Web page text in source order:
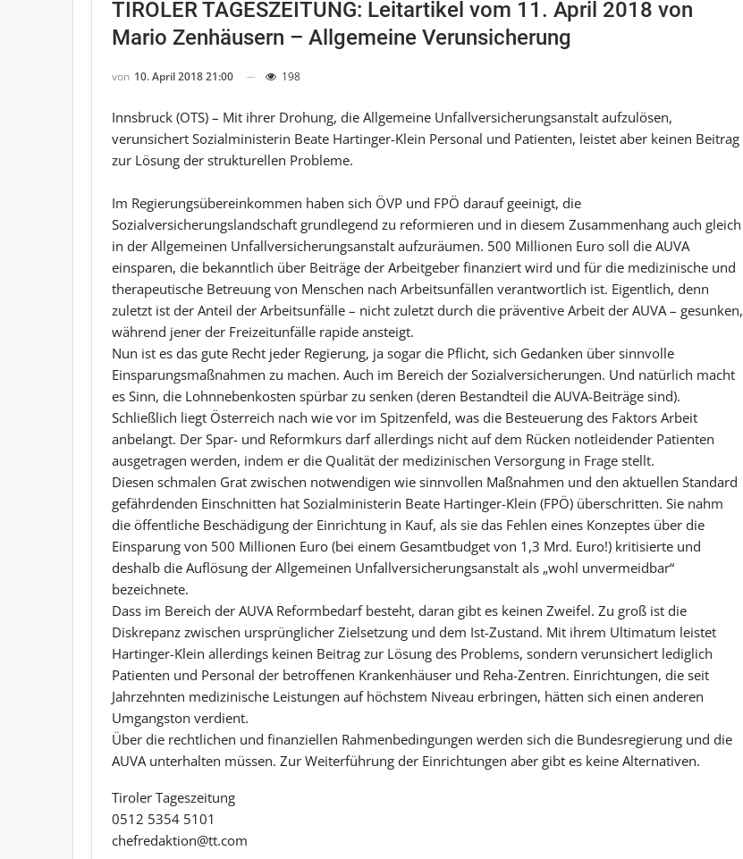
TIROLER TAGESZEITUNG: Leitartikel vom 11. April 2018 von
Mario Zenhäusern – Allgemeine Verunsicherung
von 10. April 2018 21:00 198
Innsbruck (OTS) – Mit ihrer Drohung, die Allgemeine Unfallversicherungsanstalt aufzulösen,
verunsichert Sozialministerin Beate Hartinger-Klein Personal und Patienten, leistet aber keinen Beitrag
zur Lösung der strukturellen Probleme.
Im Regierungsübereinkommen haben sich ÖVP und FPÖ darauf geeinigt, die
Sozialversicherungslandschaft grundlegend zu reformieren und in diesem Zusammenhang auch gleich
in der Allgemeinen Unfallversicherungsanstalt aufzuräumen. 500 Millionen Euro soll die AUVA
einsparen, die bekanntlich über Beiträge der Arbeitgeber finanziert wird und für die medizinische und
therapeutische Betreuung von Menschen nach Arbeitsunfällen verantwortlich ist. Eigentlich, denn
zuletzt ist der Anteil der Arbeitsunfälle – nicht zuletzt durch die präventive Arbeit der AUVA – gesunken,
während jener der Freizeitunfälle rapide ansteigt.
Nun ist es das gute Recht jeder Regierung, ja sogar die Pflicht, sich Gedanken über sinnvolle
Einsparungsmaßnahmen zu machen. Auch im Bereich der Sozialversicherungen. Und natürlich macht
es Sinn, die Lohnnebenkosten spürbar zu senken (deren Bestandteil die AUVA-Beiträge sind).
Schließlich liegt ­Österreich nach wie vor im Spitzenfeld, was die Besteuerung des Faktors Arbeit
anbelangt. Der Spar- und Reformkurs darf allerdings nicht auf dem Rücken notleidender Patienten
ausgetragen werden, indem er die Qualität der medizinischen Versorgung in Frage stellt.
Diesen schmalen Grat zwischen notwendigen wie sinnvollen Maßnahmen und den aktuellen Standard
gefährdenden Einschnitten hat Sozialministerin Beate Hartinger-Klein (FPÖ) überschritten. Sie nahm
die öffentliche Beschädigung der Einrichtung in Kauf, als sie das Fehlen eines Konzeptes über die
Einsparung von 500 Millionen Euro (bei einem Gesamtbudget von 1,3 Mrd. Euro!) kritisierte und
deshalb die Auflösung der Allgemeinen Unfallversicherungsanstalt als „wohl unvermeidbar“
bezeichnete.
Dass im Bereich der AUVA Reformbedarf besteht, daran gibt es keinen Zweifel. Zu groß ist die
Diskrepanz zwischen ursprünglicher Zielsetzung und dem Ist-Zustand. Mit ihrem Ultimatum leistet
Hartinger-Klein allerdings keinen Beitrag zur Lösung des Problems, sondern verunsichert lediglich
Patienten und Personal der betroffenen Krankenhäuser und Reha-Zentren. Einrichtungen, die seit
Jahrzehnten medizinische Leistungen auf höchstem Niveau erbringen, hätten sich einen anderen
Umgangston verdient.
Über die rechtlichen und finanziellen Rahmenbedingungen werden sich die Bundesregierung und die
AUVA unterhalten müssen. Zur Weiterführung der Einrichtungen aber gibt es keine Alternativen.
Tiroler Tageszeitung
0512 5354 5101
chefredaktion@tt.com